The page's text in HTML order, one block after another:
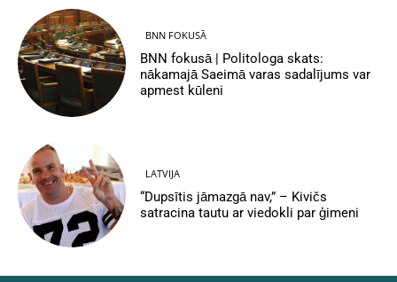
BNN FOKUSĀ
BNN fokusā | Politologa skats:
nākamajā Saeimā varas sadalījums var
apmest kūleni
LATVIJA
“Dupsītis jāmazgā nav,” – Kivičs
satracina tautu ar viedokli par ģimeni